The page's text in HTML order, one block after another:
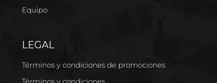
Equipo
LEGAL
Términos y condiciones de promociones